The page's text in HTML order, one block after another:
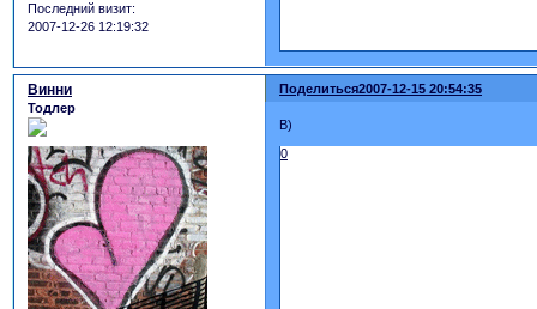
Последний визит:
2007-12-26 12:19:32
Поделиться2007-12-15 20:54:35
Винни
Тодлер
B)
0